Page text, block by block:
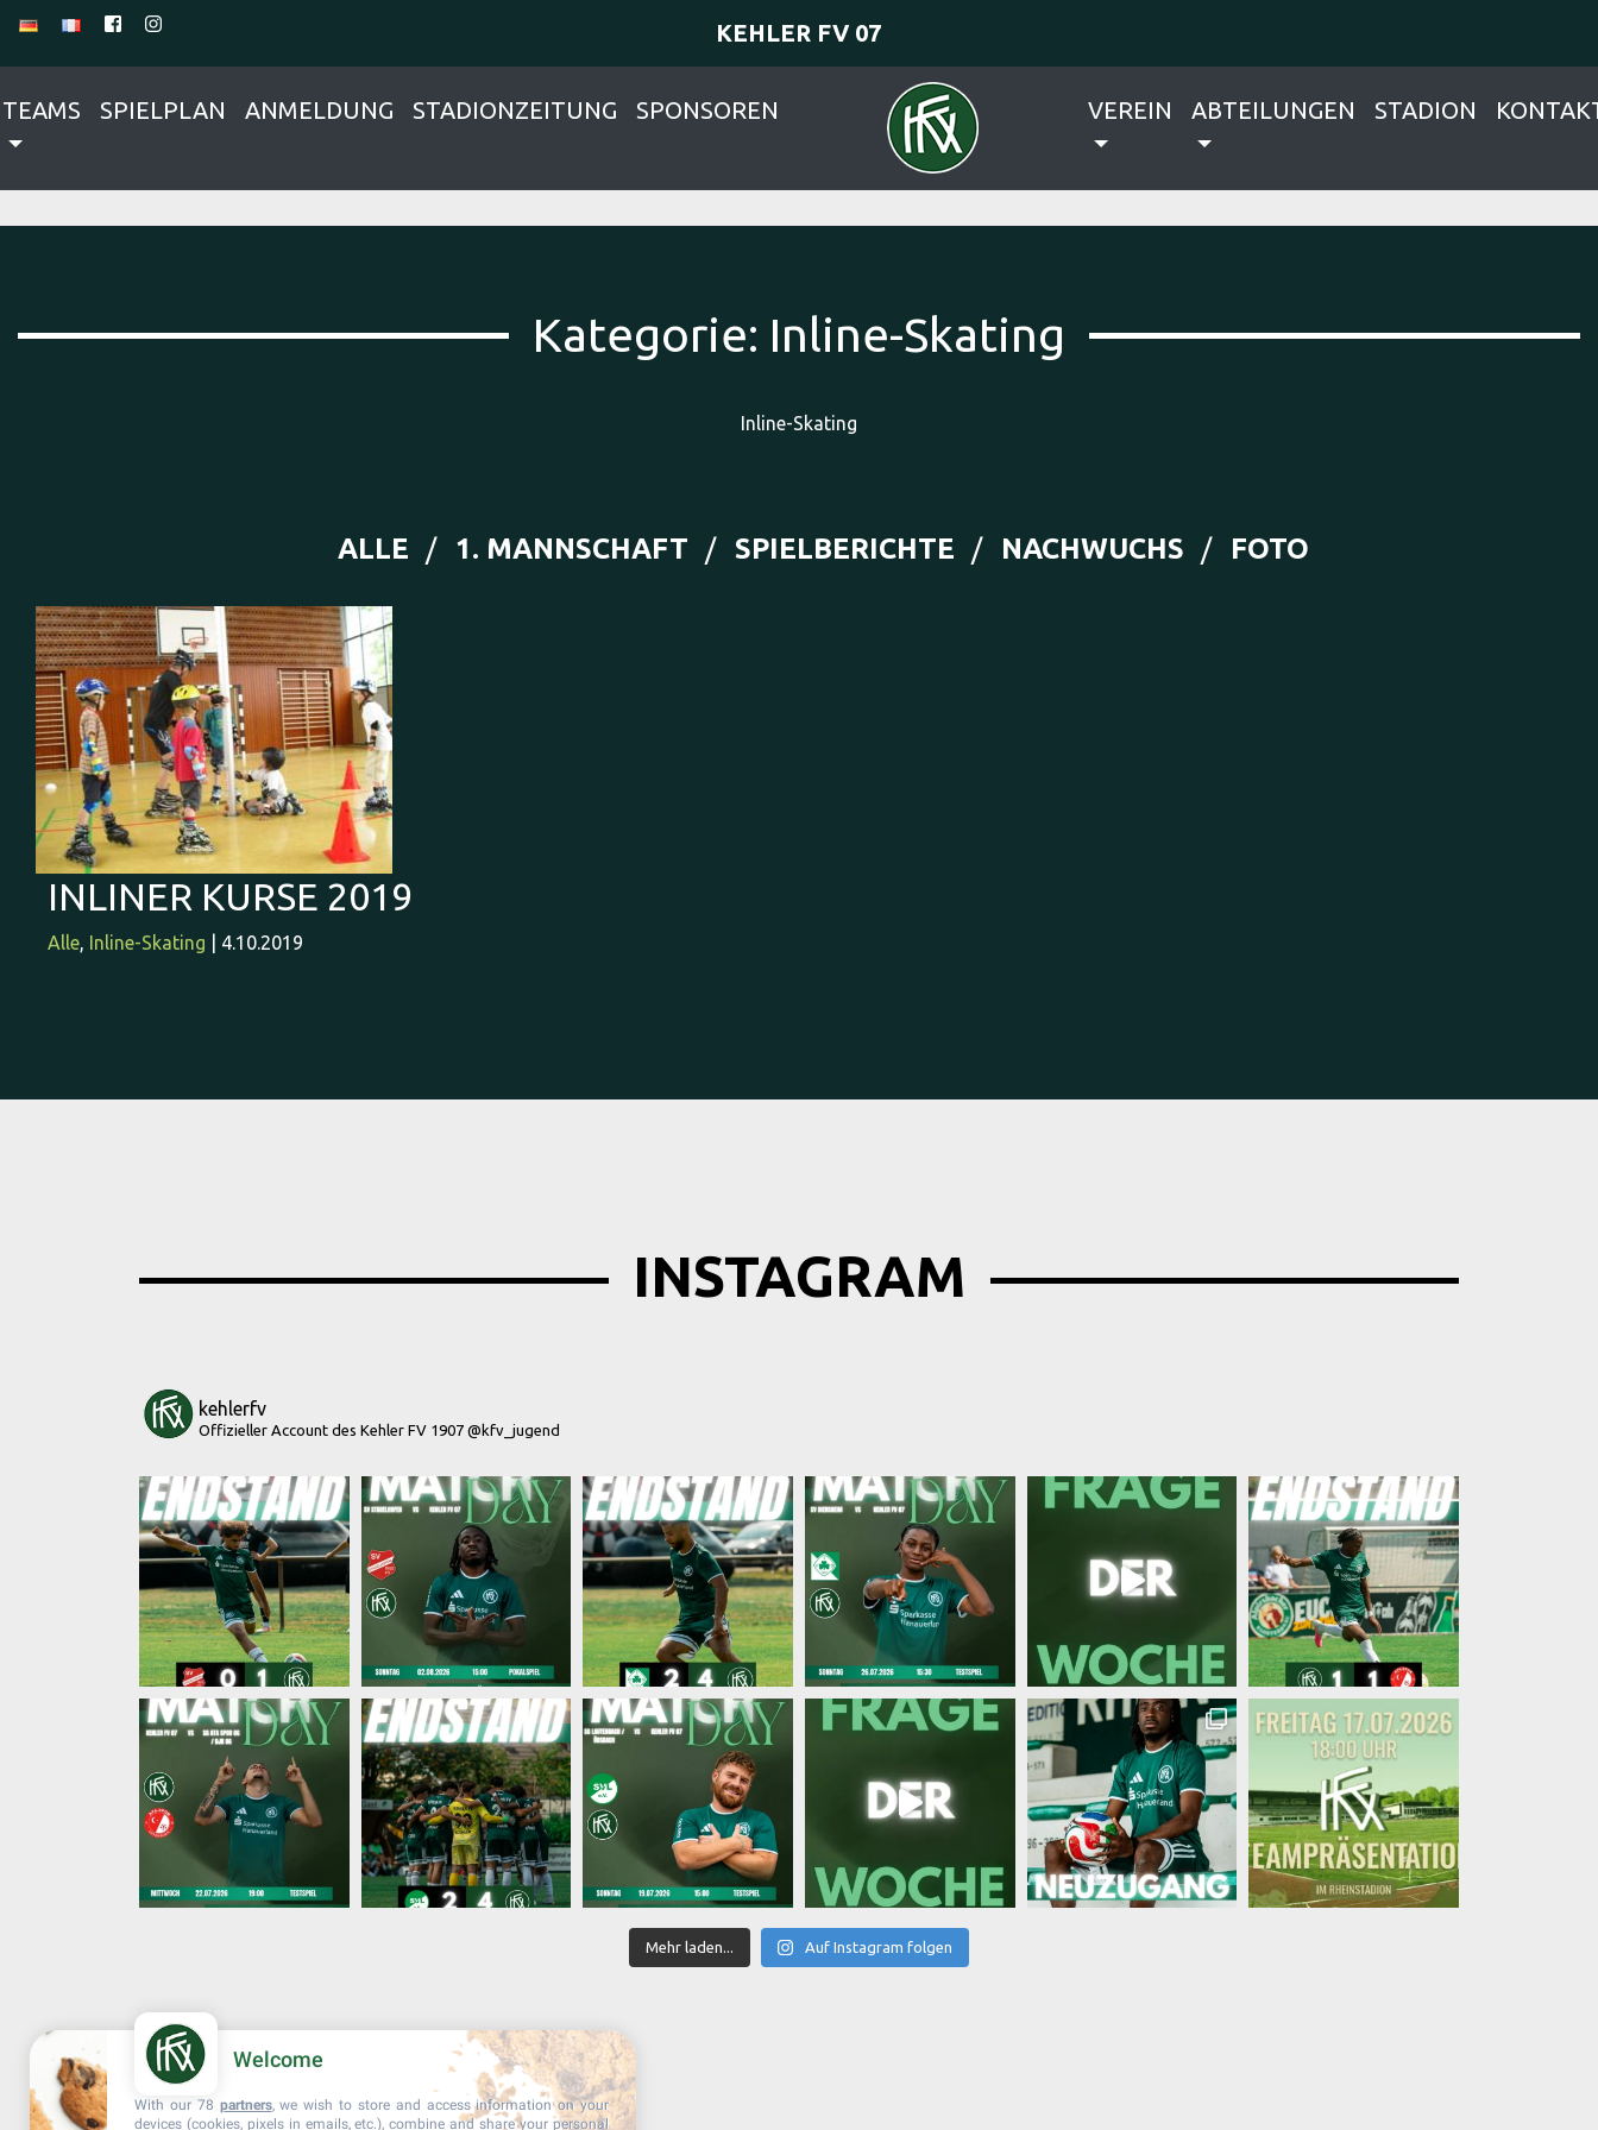
KEHLER FV 07
TEAMS SPIELPLAN ANMELDUNG STADIONZEITUNG SPONSOREN VEREIN ABTEILUNGEN STADION
Kategorie: Inline-Skating
Inline-Skating
ALLE 1. MANNSCHAFT SPIELBERICHTE NACHWUCHS FOTO
INLINER KURSE 2019
Alle, Inline-Skating | 4.10.2019
INSTAGRAM
kehlerfv
Offizieller Account des Kehler FV 1907 @kfv_jugend
Mehr laden... Auf Instagram folgen
Welcome
With our 78 partners, we wish to store and access information on your
devices (cookies, pixels in emails, etc.), combine and share your personal